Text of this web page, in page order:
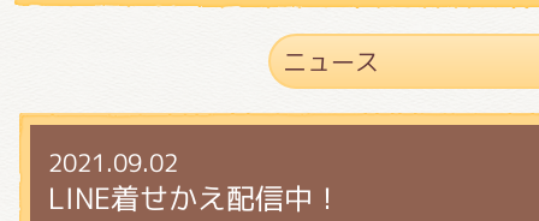
2021.09.02
LINE着せかえ配信中！
スタッフブログ
絵本・作家紹介